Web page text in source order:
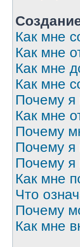
Как мне
Как мне
Как мне
Как мне
Почему я
Как мне
Почему
Почему я
Почему я
Как мне
Что
Почему
Как мне